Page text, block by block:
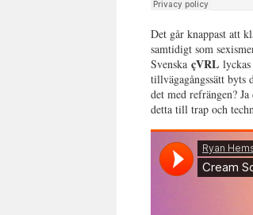
Det går knappast att
samtidigt som
SvenskaçVRL
tillvägagångssätt byts
det med refrängen?
detta till trap och